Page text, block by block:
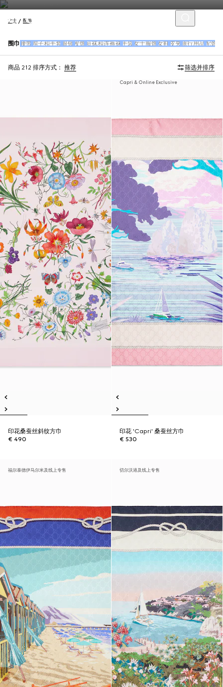
女士 配饰
围巾 腰带 帽子和手套 眼镜 发饰 短袜和连裤袜 手袋 女士服饰 女鞋 皮夹 旅行用品 配饰
商品 212 排序方式： 推荐 筛选并排序
印花桑蚕丝斜纹方巾
€ 490
Capri & Online Exclusive
印花 'Capri' 桑蚕丝方巾
€ 530
福尔泰德伊马尔米及线上专售 切尔沃港及线上专售